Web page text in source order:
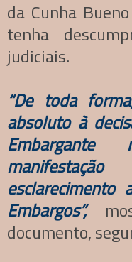
da Cunha
tenha
judiciais.
“De toda
absoluto à
esclarecimento
Embargos”,
documento,